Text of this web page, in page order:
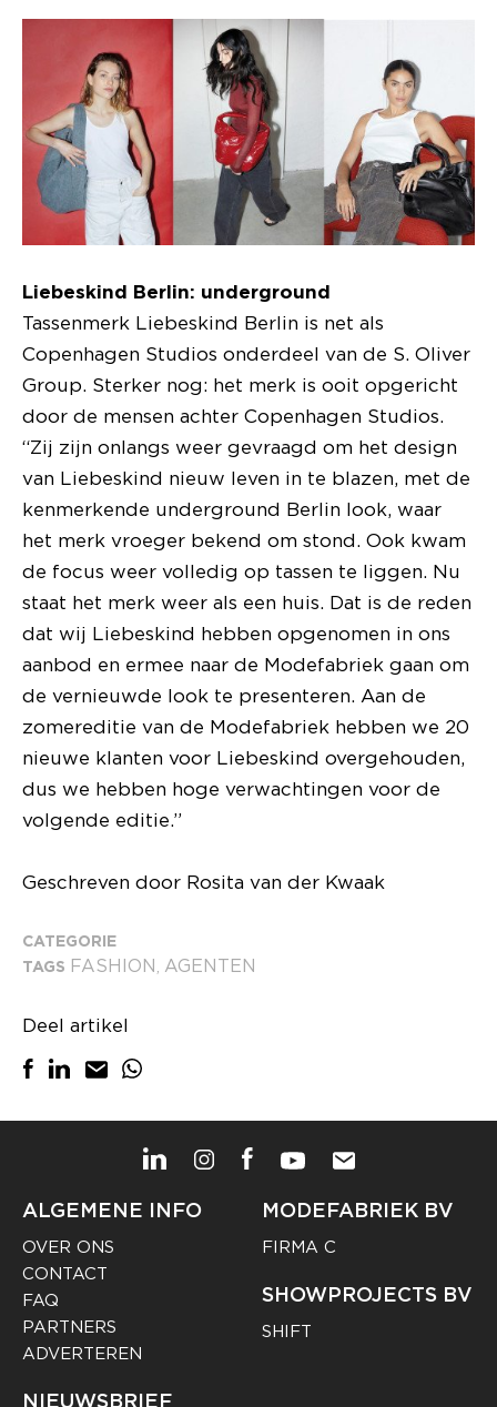
Liebeskind Berlin: underground
Tassenmerk Liebeskind Berlin is net als
Copenhagen Studios onderdeel van de S. Oliver
Group. Sterker nog: het merk is ooit opgericht
door de mensen achter Copenhagen Studios.
“Zij zijn onlangs weer gevraagd om het design
van Liebeskind nieuw leven in te blazen, met de
kenmerkende underground Berlin look, waar
het merk vroeger bekend om stond. Ook kwam
de focus weer volledig op tassen te liggen. Nu
staat het merk weer als een huis. Dat is de reden
dat wij Liebeskind hebben opgenomen in ons
aanbod en ermee naar de Modefabriek gaan om
de vernieuwde look te presenteren. Aan de
zomereditie van de Modefabriek hebben we 20
nieuwe klanten voor Liebeskind overgehouden,
dus we hebben hoge verwachtingen voor de
volgende editie.”
Geschreven door Rosita van der Kwaak
CATEGORIE
TAGS FASHION , AGENTEN
Deel artikel
ALGEMENE INFO
OVER ONS
CONTACT
FAQ
PARTNERS
ADVERTEREN
MODEFABRIEK BV
FIRMA C
SHOWPROJECTS BV
SHIFT
NIEUWSBRIEF